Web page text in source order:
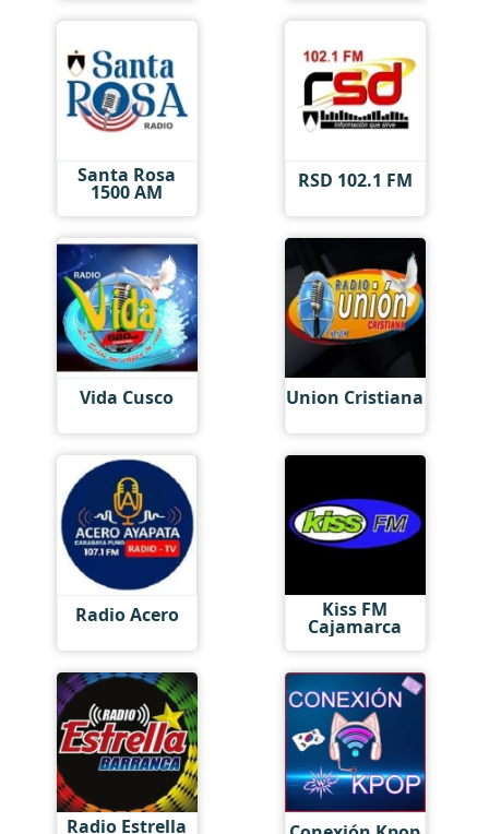
Santa Rosa
1500 AM RSD 102.1 FM
Vida Cusco Union Cristiana
Radio Acero Kiss FM
Cajamarca
Radio Estrella